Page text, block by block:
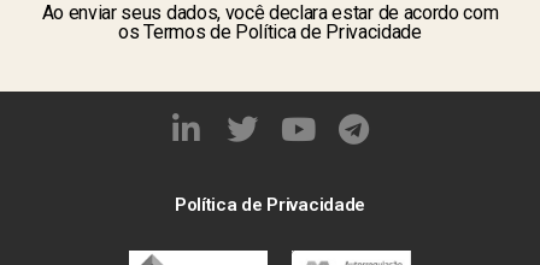
Ao enviar seus dados, você declara estar de acordo com
os Termos de Política de Privacidade
Política de Privacidade